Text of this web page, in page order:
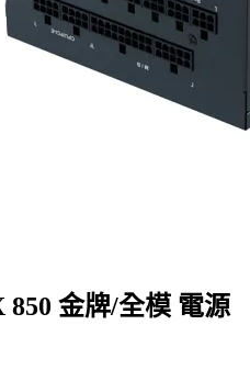
850 金牌/全模 電源